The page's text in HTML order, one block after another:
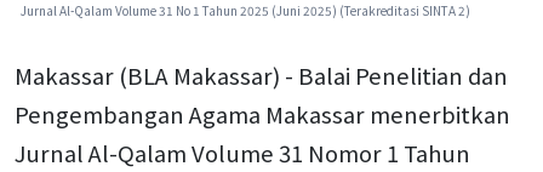
Jurnal Al-Qalam Volume 31 No 1 Tahun 2025 (Juni 2025) (Terakreditasi SINTA 2)
Makassar (BLA Makassar) - Balai Penelitian dan
Pengembangan Agama Makassar menerbitkan
Jurnal Al-Qalam Volume 31 Nomor 1 Tahun